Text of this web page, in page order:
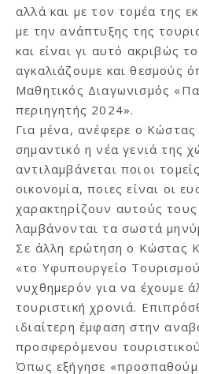
αλλά και με τον τομέα της
με την ανάπτυξης της
και είναι γι αυτό ακριβώς
αγκαλιάζουμε και θεσμούς
Μαθητικός Διαγωνισμός
περιηγητής 2024».
Για μένα, ανέφερε ο Κώστας
σημαντικό η νέα γενιά της
αντιλαμβάνεται ποιοι
οικονομία, ποιες είναι οι
χαρακτηρίζουν αυτούς τους
λαμβάνονται τα σωστά
Σε άλλη ερώτηση ο Κώστας
«το Υφυπουργείο
νυχθημερόν για να έχουμε
τουριστική χρονιά.
ιδιαίτερη έμφαση στην
προσφερόμενου
Όπως εξήγησε